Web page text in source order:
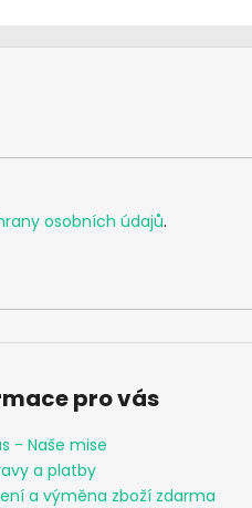
osobních údajů.
pro vás
- Naše mise
a platby
a výměna zboží zdarma